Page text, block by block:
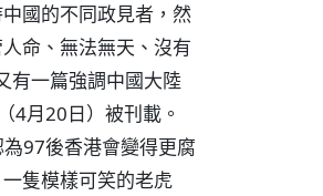
國的不同政見者，然
命、無法無天、沒有
有一篇強調中國大陸
4月20日）被刊載。
97後香港會變得更腐
隻模樣可笑的老虎